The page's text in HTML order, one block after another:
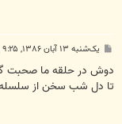
پ
ت
یک‌شنبه ۱۳ آبان ۱۳۸۶, ۹:۲۵ ب.ظ
دوش در حلقه ما صحبت
تا دل شب سخن از سلسله